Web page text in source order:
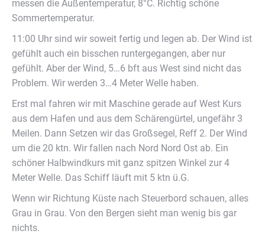
messen die Außentemperatur, 8°C. Richtig schöne
Sommertemperatur.
11:00 Uhr sind wir soweit fertig und legen ab. Der Wind ist
gefühlt auch ein bisschen runtergegangen, aber nur
gefühlt. Aber der Wind, 5…6 bft aus West sind nicht das
Problem. Wir werden 3…4 Meter Welle haben.
Erst mal fahren wir mit Maschine gerade auf West Kurs
aus dem Hafen und aus dem Schärengürtel, ungefähr 3
Meilen. Dann Setzen wir das Großsegel, Reff 2. Der Wind
um die 20 ktn. Wir fallen nach Nord Nord Ost ab. Ein
schöner Halbwindkurs mit ganz spitzen Winkel zur 4
Meter Welle. Das Schiff läuft mit 5 ktn ü.G.
Wenn wir Richtung Küste nach Steuerbord schauen, alles
Grau in Grau. Von den Bergen sieht man wenig bis gar
nichts.